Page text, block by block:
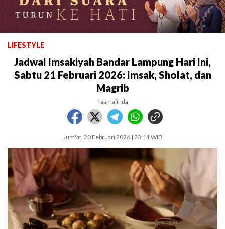
LIFESTYLE
Jadwal Imsakiyah Bandar Lampung Hari Ini,
Sabtu 21 Februari 2026: Imsak, Sholat, dan
Magrib
Tasmalinda
Jum'at, 20 Februari 2026 | 23:11 WIB